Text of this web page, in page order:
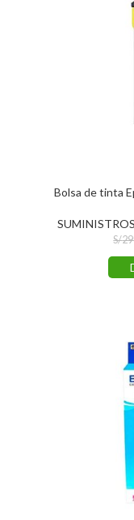
Bolsa de tinta
SUMINISTROS
S/